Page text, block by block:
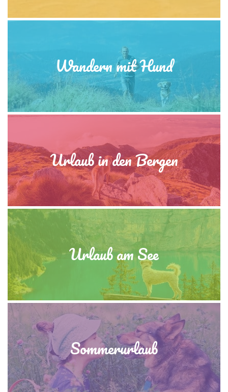
Wandern mit Hund
Urlaub in den Bergen
Urlaub am See
Sommerurlaub